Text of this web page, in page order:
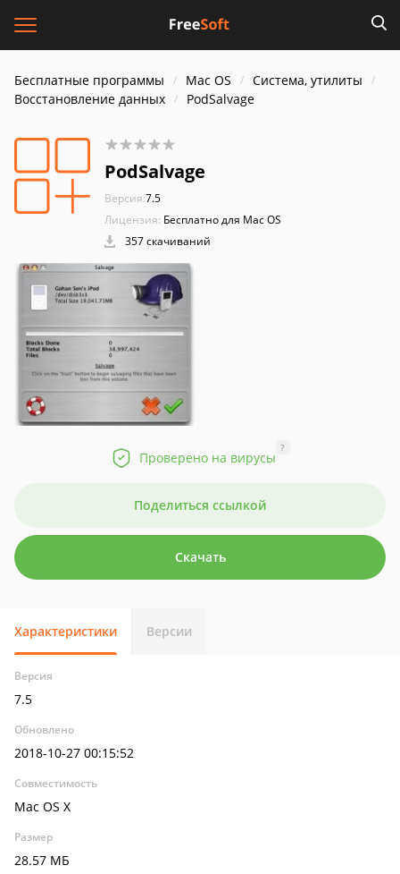
Бесплатные программы Mac OS
Система, утилиты
Восстановление данных
PodSalvage
PodSalvage
Версия:7.5
Лицензия: Бесплатно для Mac OS
357 скачиваний
Проверено на вирусы
?
Поделиться ссылкой
Скачать
Характеристики Версии
Версия
7.5
Обновлено
2018-10-27 00:15:52
Совместимость
Mac OS X
Размер
28.57 МБ